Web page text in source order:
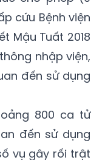
tô có nồng độ
cho phép (0
cứu Bệnh viện
Mậu Tuất 2018
nhập viện,
đến sử dụng
800 ca tử